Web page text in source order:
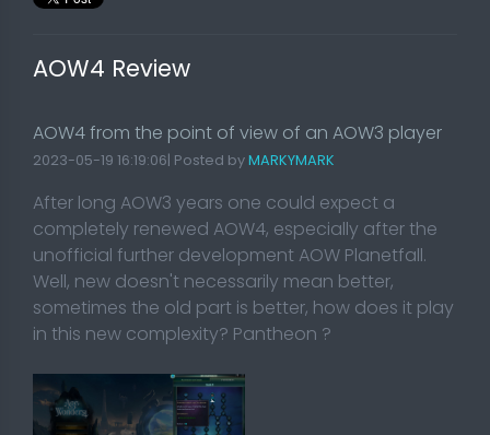
AOW4 Review
AOW4 from the point of view of an AOW3 player
2023-05-19 16:19:06| Posted byMARKYMARK
After long AOW3 years one could expect a
completely renewed AOW4, especially after the
unofficial further development AOW Planetfall.
Well, new doesn't necessarily mean better,
sometimes the old part is better, how does it play
in this new complexity? Pantheon ?